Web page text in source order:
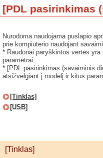
[PDL pasirinkimas
Nurodoma naudojama puslapio
prie kompiuterio naudojant
* Raudonai paryškintos vertės
parametrai.
* [PDL pasirinkimas (savaiminis
atsižvelgiant į modelį ir kitus
[Tinklas]
[USB]
[Tinklas]